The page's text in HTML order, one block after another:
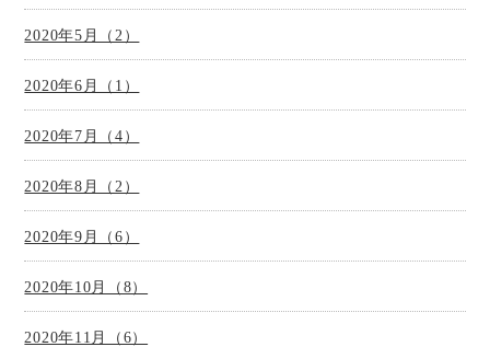
2020年5月（2）
2020年6月（1）
2020年7月（4）
2020年8月（2）
2020年9月（6）
2020年10月（8）
2020年11月（6）